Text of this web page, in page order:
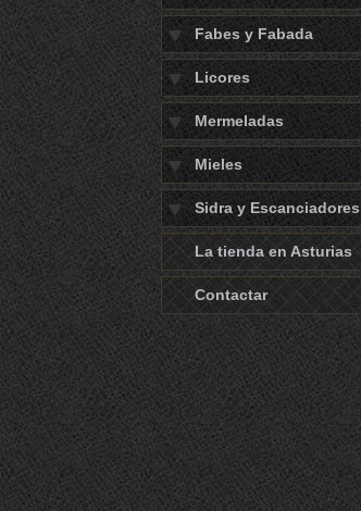
Fabes y Fabada
Licores
Mermeladas
Mieles
Sidra y Escanciadores
La tienda en Asturias
Contactar